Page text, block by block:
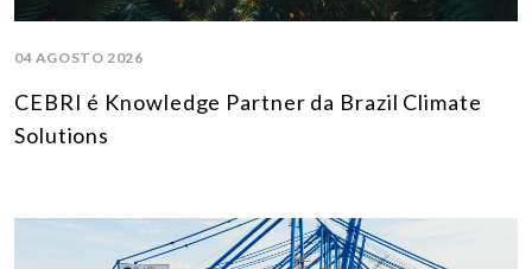
04 AGOSTO 2026
CEBRI é Knowledge Partner da Brazil Climate
Solutions